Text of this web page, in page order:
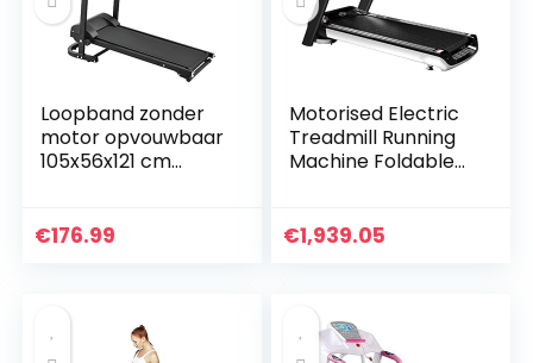
Loopband zonder
motor opvouwbaar
105x56x121 cm
€176.99
Motorised Electric
Treadmill Running
Machine Foldable
Fitness Equipment
€1,939.05